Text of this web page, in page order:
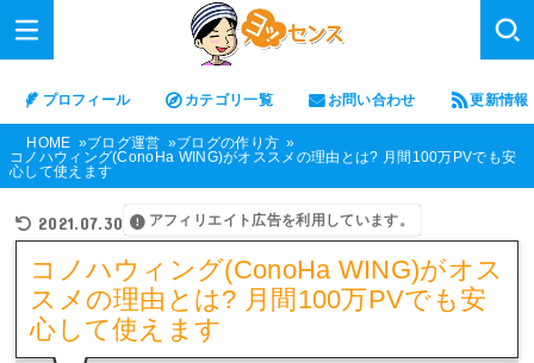
プロフィール カテゴリ一覧 お問い合わせ 更新情報
HOME ブログ運営
ブログの作り方
コノハウィング(ConoHa WING)がオススメの理由とは? 月間100万PVでも安
心して使えます
2021.07.30 アフィリエイト広告を利用しています。
コノハウィング(ConoHa WING)がオス
スメの理由とは? 月間100万PVでも安
心して使えます